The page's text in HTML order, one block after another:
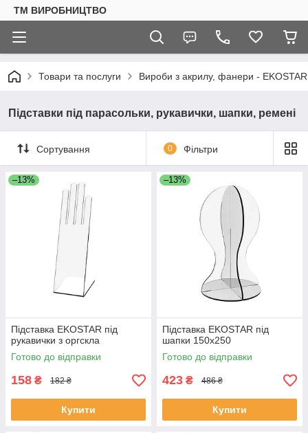
ТМ ВИРОБНИЦТВО
Товари та послуги Вироби з акрилу, фанери - EKOSTAR
Підставки під парасольки, рукавички, шапки, ремені
Сортування 0 Фільтри
–13%
Підставка EKOSTAR під
рукавички з оргскла
Готово до відправки
158 ₴ 182 ₴
Купити
–13%
Підставка EKOSTAR під
шапки 150х250
Готово до відправки
423 ₴ 486 ₴
Купити